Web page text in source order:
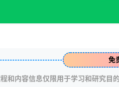
免
和内容信息仅限用于学习和研究目